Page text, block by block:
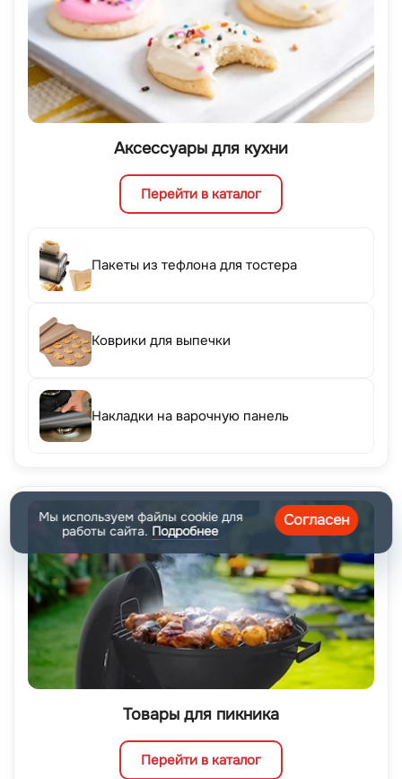
Аксессуары для кухни
Перейти в каталог
Пакеты из тефлона для тостера
Коврики для выпечки
Накладки на варочную панель
Товары для пикника
Перейти в каталог
Мы используем файлы cookie для
работы сайта. Подробнее
Согласен